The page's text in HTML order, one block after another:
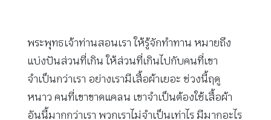
พระพุทธเจ้าท่านสอนเรา ให้รู้จักทำทาน หมายถึง
แบ่งปันส่วนที่เกิน ให้ส่วนที่เกินไปกับคนที่เขา
จำเป็นกว่าเรา อย่างเรามีเสื้อผ้าเยอะ ช่วงนี้ฤดู
หนาว คนที่เขาขาดแคลน เขาจำเป็นต้องใช้เสื้อผ้า
อันนี้มากกว่าเรา พวกเราไม่จำเป็นเท่าไร มีมากอะไร